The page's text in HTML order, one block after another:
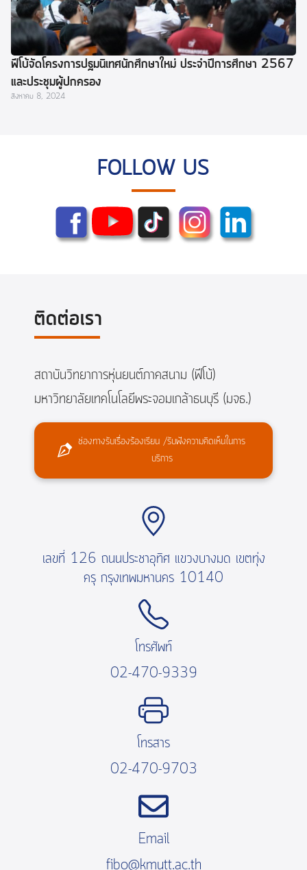
ฟีโบ้จัดโครงการปฐมนิเทศนักศึกษาใหม่ ประจำปีการศึกษา 2567
และประชุมผู้ปกครอง
สิงหาคม 8, 2024
FOLLOW US
ติดต่อเรา
สถาบันวิทยาการหุ่นยนต์ภาคสนาม (ฟีโบ้)
มหาวิทยาลัยเทคโนโลยีพระจอมเกล้าธนบุรี (มจธ.)
ช่องทางรับเรื่องร้องเรียน /รับฟังความคิดเห็นในการ
บริการ
เลขที่ 126 ถนนประชาอุทิศ แขวงบางมด เขตทุ่ง
ครุ กรุงเทพมหานคร 10140
โทรศัพท์
02-470-9339
โทรสาร
02-470-9703
Email
fibo@kmutt.ac.th